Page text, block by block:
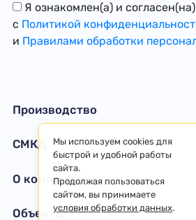
Я ознакомлен(а) и согласен(на)
с Политикой
и Правилами обработки
Производство
СМКД
О компании
Объекты
Мы используем cookies для
быстрой и удобной работы
сайта.
Продолжая пользоваться
сайтом, вы принимаете
условия обработки данных.